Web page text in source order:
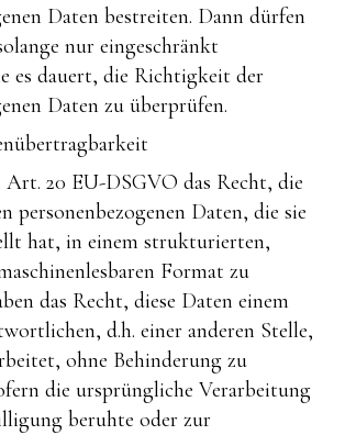
Daten bestreiten. Dann dürfen
nur eingeschränkt
es dauert, die Richtigkeit der
Daten zu überprüfen.
Art. 20 EU-DSGVO das Recht, die
personenbezogenen Daten, die sie
hat, in einem strukturierten,
Format zu
das Recht, diese Daten einem
d.h. einer anderen Stelle,
ohne Behinderung zu
die ursprüngliche Verarbeitung
beruhte oder zur